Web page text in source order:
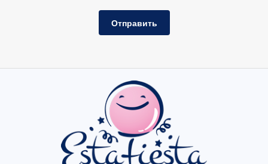
Отправить